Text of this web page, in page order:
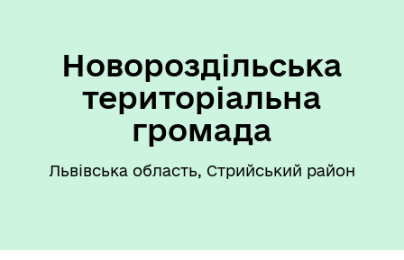
Новороздільська
територіальна
громада
Львівська область, Стрийський район